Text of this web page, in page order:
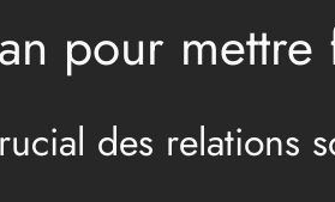
pour
des relations